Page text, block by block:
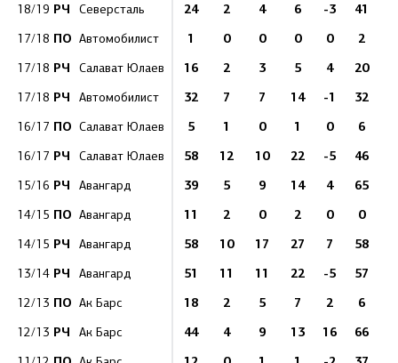
18/19 РЧ Северсталь 24 2 4 6 -3 41
17/18 ПО Автомобилист 1 0 0 0 0 2
17/18 РЧ Салават Юлаев 16 2 3 5 4 20
17/18 РЧ Автомобилист 32 7 7 14 -1 32
16/17 ПО Салават Юлаев 5 1 0 1 0 6
16/17 РЧ Салават Юлаев 58 12 10 22 -5 46
15/16 РЧ Авангард 39 5 9 14 4 65
14/15 ПО Авангард 11 2 0 2 0 0
14/15 РЧ Авангард 58 10 17 27 7 58
13/14 РЧ Авангард 51 11 11 22 -5 57
12/13 ПО Ак Барс 18 2 5 7 2 6
12/13 РЧ Ак Барс 44 4 9 13 16 66